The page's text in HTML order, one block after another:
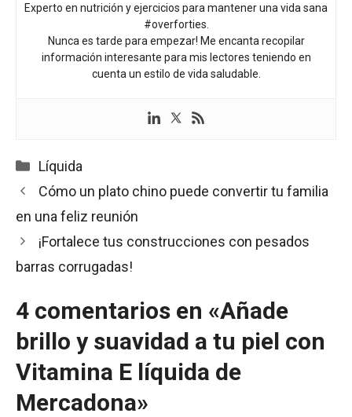
Experto en nutrición y ejercicios para mantener una vida sana
#overforties.
Nunca es tarde para empezar! Me encanta recopilar
información interesante para mis lectores teniendo en
cuenta un estilo de vida saludable.
Categorías
Líquida
Cómo un plato chino puede convertir tu familia
en una feliz reunión
¡Fortalece tus construcciones con pesados
barras corrugadas!
4 comentarios en «Añade
brillo y suavidad a tu piel con
Vitamina E líquida de
Mercadona»